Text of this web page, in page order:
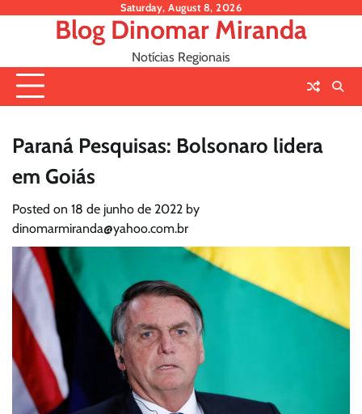
Saturday, August 8, 2026
Blog Dinomar Miranda
Notícias Regionais
Paraná Pesquisas: Bolsonaro lidera
em Goiás
Posted on 18 de junho de 2022 by
dinomarmiranda@yahoo.com.br